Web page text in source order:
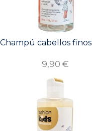
Champú cabellos finos
9,90 €